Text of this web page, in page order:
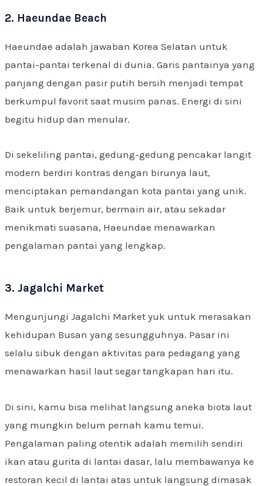
2. Haeundae Beach
Haeundae adalah jawaban Korea Selatan untuk
pantai-pantai terkenal di dunia. Garis pantainya yang
panjang dengan pasir putih bersih menjadi tempat
berkumpul favorit saat musim panas. Energi di sini
begitu hidup dan menular.
Di sekeliling pantai, gedung-gedung pencakar langit
modern berdiri kontras dengan birunya laut,
menciptakan pemandangan kota pantai yang unik.
Baik untuk berjemur, bermain air, atau sekadar
menikmati suasana, Haeundae menawarkan
pengalaman pantai yang lengkap.
3. Jagalchi Market
Mengunjungi Jagalchi Market yuk untuk merasakan
kehidupan Busan yang sesungguhnya. Pasar ini
selalu sibuk dengan aktivitas para pedagang yang
menawarkan hasil laut segar tangkapan hari itu.
Di sini, kamu bisa melihat langsung aneka biota laut
yang mungkin belum pernah kamu temui.
Pengalaman paling otentik adalah memilih sendiri
ikan atau gurita di lantai dasar, lalu membawanya ke
restoran kecil di lantai atas untuk langsung dimasak